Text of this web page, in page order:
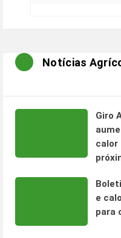
Notícias
Giro
calor
e
para